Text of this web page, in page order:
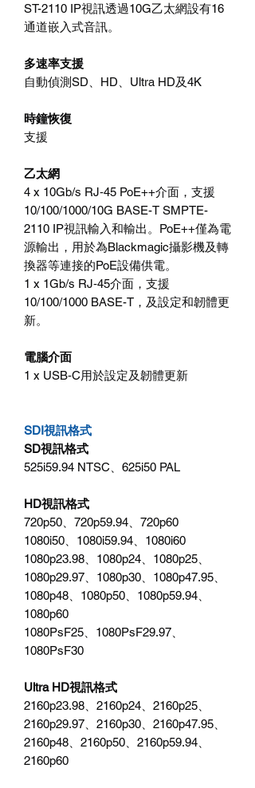
ST-2110 IP視訊透過10G乙太網設有16
通道嵌入式音訊。
多速率支援
自動偵測SD、HD、Ultra HD及4K
時鐘恢復
支援
乙太網
4 x 10Gb/s RJ‑45 PoE++介面，支援
10/100/1000/10G BASE-T SMPTE-
2110 IP視訊輸入和輸出。PoE++僅為電
源輸出，用於為Blackmagic攝影機及轉
換器等連接的PoE設備供電。
1 x 1Gb/s RJ‑45介面，支援
10/100/1000 BASE-T，及設定和韌體更
新。
電腦介面
1 x USB‑C用於設定及韌體更新
SDI視訊格式
SD視訊格式
525i59.94 NTSC、625i50 PAL
HD視訊格式
720p50、720p59.94、720p60
1080i50、1080i59.94、1080i60
1080p23.98、1080p24、1080p25、
1080p29.97、1080p30、1080p47.95、
1080p48、1080p50、1080p59.94、
1080p60
1080PsF25、1080PsF29.97、
1080PsF30
Ultra HD視訊格式
2160p23.98、2160p24、2160p25、
2160p29.97、2160p30、2160p47.95、
2160p48、2160p50、2160p59.94、
2160p60